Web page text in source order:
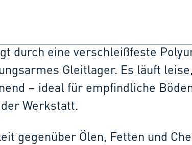
durch eine verschleißfeste
Gleitlager. Es läuft
– ideal für empfindliche
Werkstatt.
gegenüber Ölen, Fetten und